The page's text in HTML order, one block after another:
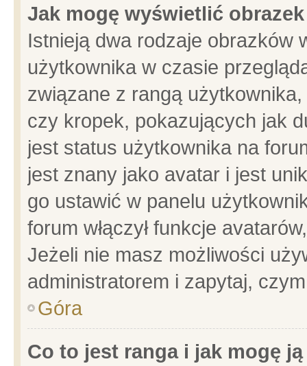
Jak mogę wyświetlić
Istnieją dwa rodzaje obrazków
użytkownika w czasie
związane z rangą
czy kropek, pokazujących jak
jest status użytkownika na
jest znany jako avatar i jest
go ustawić w panelu
forum włączył funkcje
Jeżeli nie masz możliwości
administratorem i zapytaj,
Góra
Co to jest ranga i jak mogę